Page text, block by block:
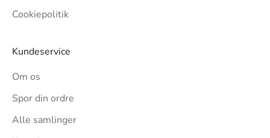
Cookiepolitik
Kundeservice
Om os
Spor din ordre
Alle samlinger